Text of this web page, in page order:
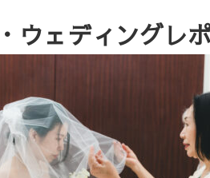
ウェディングレ